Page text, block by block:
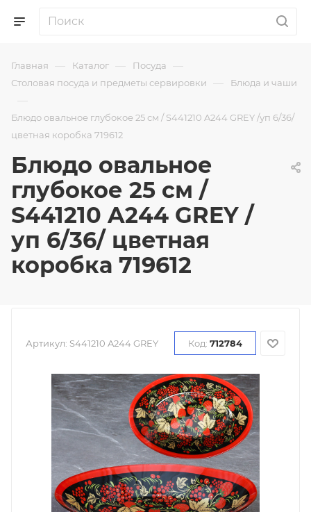
Главная — Каталог — Посуда —
Столовая посуда и предметы сервировки — Блюда и чаши
—
Блюдо овальное глубокое 25 см / S441210 A244 GREY /уп 6/36/
цветная коробка 719612
Блюдо овальное
глубокое 25 см /
S441210 A244 GREY /
уп 6/36/ цветная
коробка 719612
Артикул: S441210 A244 GREY Код: 712784